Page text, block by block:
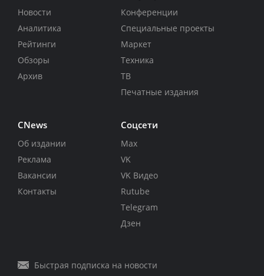
Новости
Аналитика
Рейтинги
Обзоры
Архив
Конференции
Специальные проекты
Маркет
Техника
ТВ
Печатные издания
CNews
Об издании
Реклама
Вакансии
Контакты
Соцсети
Max
VK
VK Видео
Rutube
Telegram
Дзен
Быстрая подписка на новости